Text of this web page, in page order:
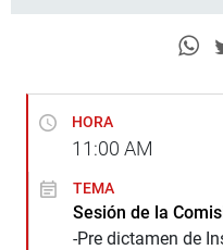
HORA
11:00 AM
TEMA
Sesión de la
-Pre dictamen de